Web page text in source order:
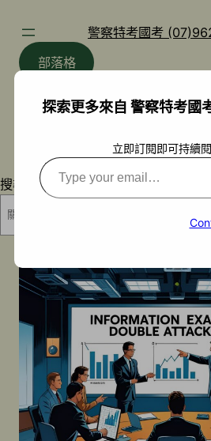
警察特考國考
部落格
搜尋
探索更多來自 警察特考國
立即訂閱即可持續
Type
your